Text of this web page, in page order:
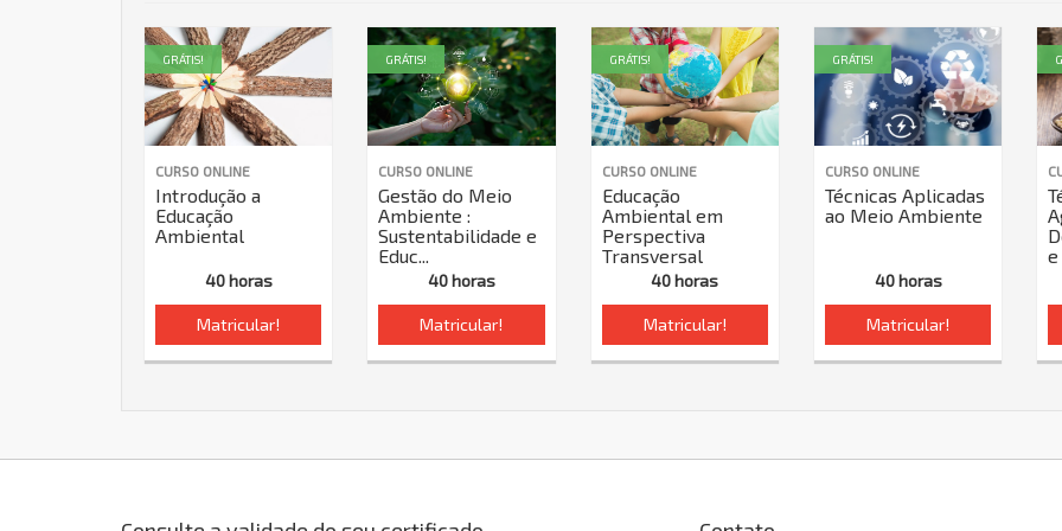
CURSO ONLINE
Introdução a
Educação
Ambiental
40 horas
Matricular!
GRÁTIS!
CURSO ONLINE
Gestão do Meio
Ambiente :
Sustentabilidade e
Educ...
40 horas
Matricular!
GRÁTIS!
CURSO ONLINE
Educação
Ambiental em
Perspectiva
Transversal
40 horas
Matricular!
GRÁTIS!
CURSO ONLINE
Técnicas Aplicadas
ao Meio Ambiente
40 horas
Matricular!
GRÁTIS!
e